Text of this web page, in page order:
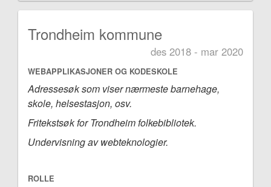
Trondheim kommune
des 2018 - mar 2020
WEBAPPLIKASJONER OG KODESKOLE
Adressesøk som viser nærmeste barnehage,
skole, helsestasjon, osv.
Fritekstsøk for Trondheim folkebibliotek.
Undervisning av webteknologier.
ROLLE